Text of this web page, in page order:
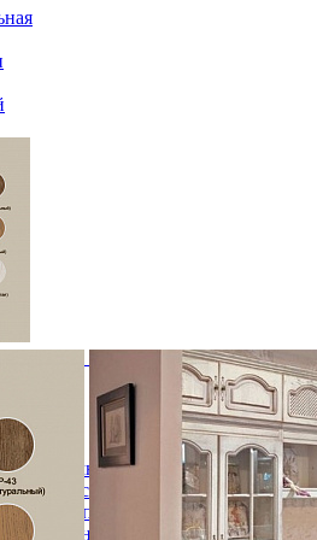
Вилия-М Секция антресольная №8.3
с подъемным механизмом
с подъемным механизмом
с подъемным механизмом
с подъемным